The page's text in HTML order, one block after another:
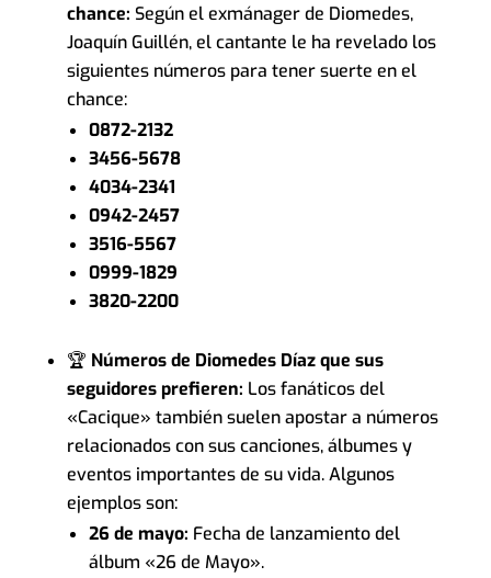
chance: Según el exmánager de Diomedes,
Joaquín Guillén, el cantante le ha revelado los
siguientes números para tener suerte en el
chance:
0872-2132
3456-5678
4034-2341
0942-2457
3516-5567
0999-1829
3820-2200
🏆 Números de Diomedes Díaz que sus
seguidores prefieren: Los fanáticos del
«Cacique» también suelen apostar a números
relacionados con sus canciones, álbumes y
eventos importantes de su vida. Algunos
ejemplos son:
26 de mayo: Fecha de lanzamiento del
álbum «26 de Mayo».